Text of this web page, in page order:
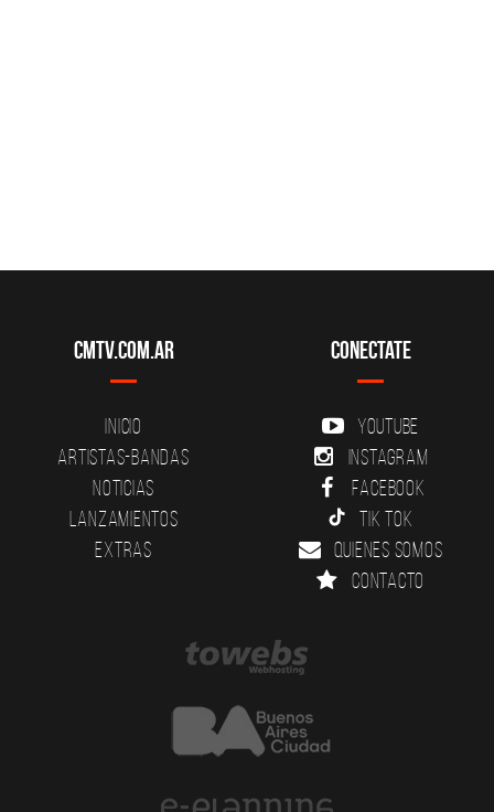
CMTV.com.ar
Inicio
Artistas-Bandas
Noticias
Lanzamientos
Extras
Conectate
YouTube
Instagram
Facebook
Tik Tok
Quienes somos
Contacto